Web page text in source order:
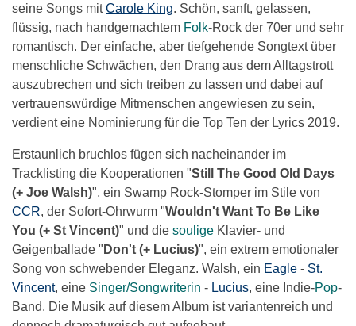
seine Songs mitCarole King. Schön, sanft, gelassen,
flüssig, nach handgemachtem Folk-Rock der 70er und sehr
romantisch. Der einfache, aber tiefgehende Songtext über
menschliche Schwächen, den Drang aus dem Alltagstrott
auszubrechen und sich treiben zu lassen und dabei auf
vertrauenswürdige Mitmenschen angewiesen zu sein,
verdient eine Nominierung für die Top Ten der Lyrics 2019.
Erstaunlich bruchlos fügen sich nacheinander im
Tracklisting die Kooperationen "Still The Good Old Days
(+ Joe Walsh)", ein Swamp Rock-Stomper im Stile von
CCR, der Sofort-Ohrwurm "Wouldn't Want To Be Like
You (+ St Vincent)" und die soulige Klavier- und
Geigenballade " Don't (+ Lucius)", ein extrem emotionaler
Song von schwebender Eleganz. Walsh, ein Eagle - St.
Vincent, eine Singer/Songwriterin - Lucius, eine Indie-Pop-
Band. Die Musik auf diesem Album ist variantenreich und